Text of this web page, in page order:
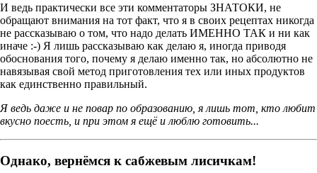
И ведь практически все эти комментаторы ЗНАТОКИ, не
обращают внимания на тот факт, что я в своих рецептах никогда
не рассказываю о том, что надо делать ИМЕННО ТАК и ни как
иначе :-) Я лишь рассказываю как делаю я, иногда приводя
обоснования того, почему я делаю именно так, но абсолютно не
навязывая свой метод приготовления тех или иных продуктов
как единственно правильный.
Я ведь даже и не повар по образованию, я лишь тот, кто любит
вкусно поесть, и при этом я ещё и люблю готовить...
Однако, вернёмся к сабжевым лисичкам!